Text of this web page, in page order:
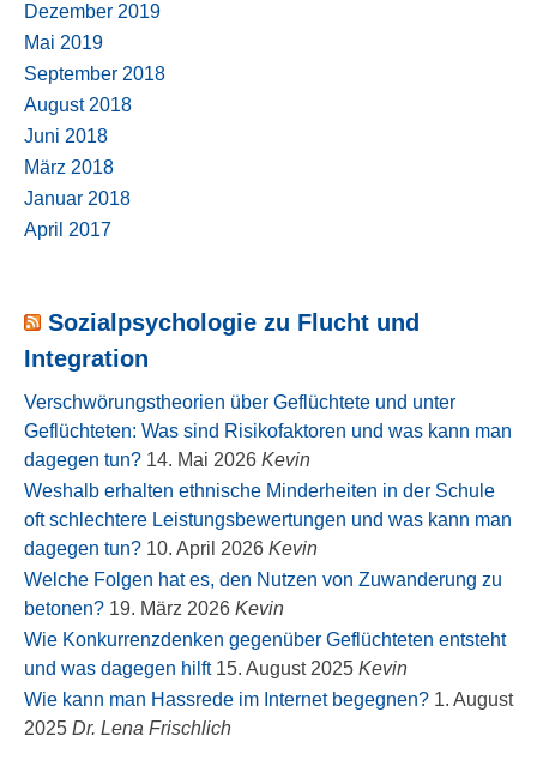
Dezember 2019
Mai 2019
September 2018
August 2018
Juni 2018
März 2018
Januar 2018
April 2017
Sozialpsychologie zu Flucht und
Integration
Verschwörungstheorien über Geflüchtete und unter
Geflüchteten: Was sind Risikofaktoren und was kann man
dagegen tun? 14. Mai 2026 Kevin
Weshalb erhalten ethnische Minderheiten in der Schule
oft schlechtere Leistungsbewertungen und was kann man
dagegen tun? 10. April 2026 Kevin
Welche Folgen hat es, den Nutzen von Zuwanderung zu
betonen? 19. März 2026 Kevin
Wie Konkurrenzdenken gegenüber Geflüchteten entsteht
und was dagegen hilft 15. August 2025 Kevin
Wie kann man Hassrede im Internet begegnen? 1. August
2025 Dr. Lena Frischlich